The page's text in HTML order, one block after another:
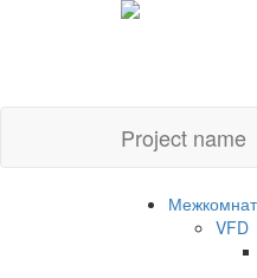
Project name
VFD